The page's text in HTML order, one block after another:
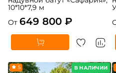
10*10*7,9 м
От 649 800 ₽
В НАЛИЧИИ
5